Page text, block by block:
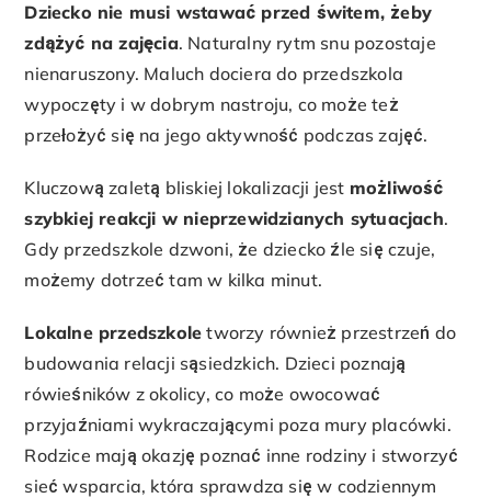
Dziecko nie musi wstawać przed świtem, żeby
zdążyć na zajęcia. Naturalny rytm snu pozostaje
nienaruszony. Maluch dociera do przedszkola
wypoczęty i w dobrym nastroju, co może też
przełożyć się na jego aktywność podczas zajęć.
Kluczową zaletą bliskiej lokalizacji jest możliwość
szybkiej reakcji w nieprzewidzianych sytuacjach.
Gdy przedszkole dzwoni, że dziecko źle się czuje,
możemy dotrzeć tam w kilka minut.
Lokalne przedszkole tworzy również przestrzeń do
budowania relacji sąsiedzkich. Dzieci poznają
rówieśników z okolicy, co może owocować
przyjaźniami wykraczającymi poza mury placówki.
Rodzice mają okazję poznać inne rodziny i stworzyć
sieć wsparcia, która sprawdza się w codziennym